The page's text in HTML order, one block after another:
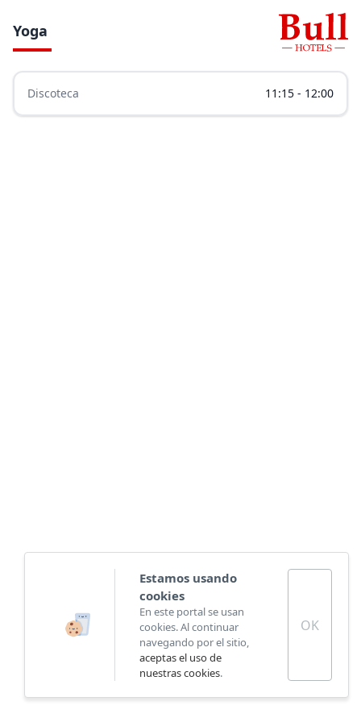
Yoga
Discoteca 11:15 - 12:00
Estamos usando
cookies
En este portal se usan
cookies. Al continuar
navegando por el sitio,
aceptas el uso de
nuestras cookies.
OK